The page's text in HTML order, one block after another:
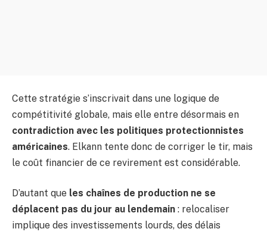
Cette stratégie s’inscrivait dans une logique de
compétitivité globale, mais elle entre désormais en
contradiction avec les politiques protectionnistes
américaines. Elkann tente donc de corriger le tir, mais
le coût financier de ce revirement est considérable.
D’autant que les chaînes de production ne se
déplacent pas du jour au lendemain : relocaliser
implique des investissements lourds, des délais